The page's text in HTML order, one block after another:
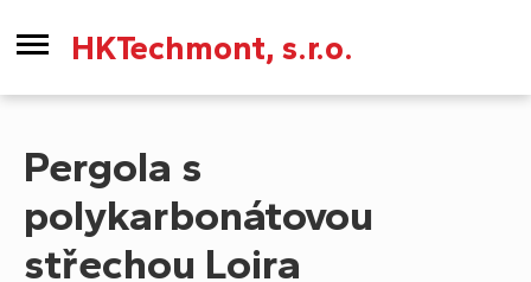
HKTechmont, s.r.o.
Pergola s
polykarbonátovou
střechou Loira